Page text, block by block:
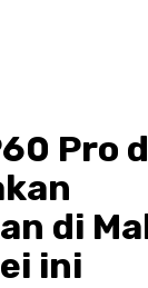
Pro
di
ini